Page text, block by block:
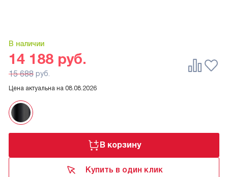
В наличии
Цена актуальна на 08.08.2026
14 188 руб.
15 688 руб.
В корзину
Купить в один клик